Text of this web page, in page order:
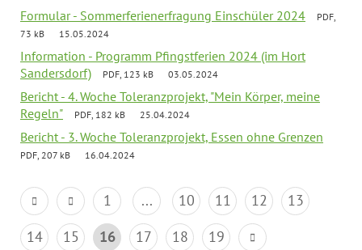
Formular - Sommerferienerfragung Einschüler 2024
PDF,
73 kB
15.05.2024
Information - Programm Pfingstferien 2024 (im Hort
Sandersdorf)
PDF, 123 kB 03.05.2024
Bericht - 4. Woche Toleranzprojekt, "Mein Körper, meine
Regeln"
PDF, 182 kB 25.04.2024
Bericht - 3. Woche Toleranzprojekt, Essen ohne Grenzen
PDF, 207 kB 16.04.2024
1 ... 10 11 12
13
14
15 16 17 18 19